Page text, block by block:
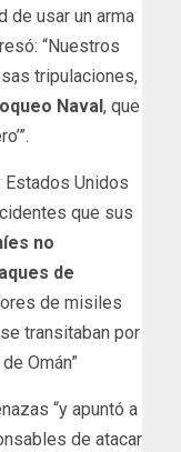
de usar un arma
“Nuestros
tripulaciones,
Naval, que
Estados Unidos
que sus
no
de
de misiles
transitaban por
Omán”
“y apuntó a
de atacar